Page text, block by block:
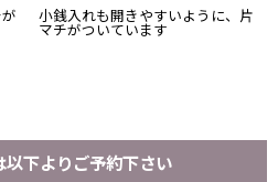
小銭入れも開きやすいように、片
マチがついています
以下よりご予約下さい